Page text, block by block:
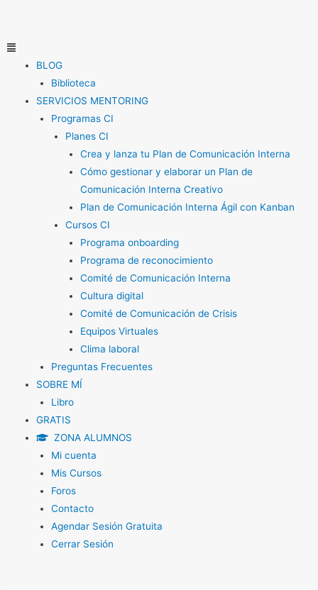
contenido
Menú
BLOG
Biblioteca
SERVICIOS MENTORING
Programas CI
Planes CI
Crea y lanza tu Plan de Comunicación Interna
Cómo gestionar y elaborar un Plan de
Comunicación Interna Creativo
Plan de Comunicación Interna Ágil con Kanban
Cursos CI
Programa onboarding
Programa de reconocimiento
Comité de Comunicación Interna
Cultura digital
Comité de Comunicación de Crisis
Equipos Virtuales
Clima laboral
Preguntas Frecuentes
SOBRE MÍ
Libro
GRATIS
ZONA ALUMNOS
Mi cuenta
Mis Cursos
Foros
Contacto
Agendar Sesión Gratuita
Cerrar Sesión